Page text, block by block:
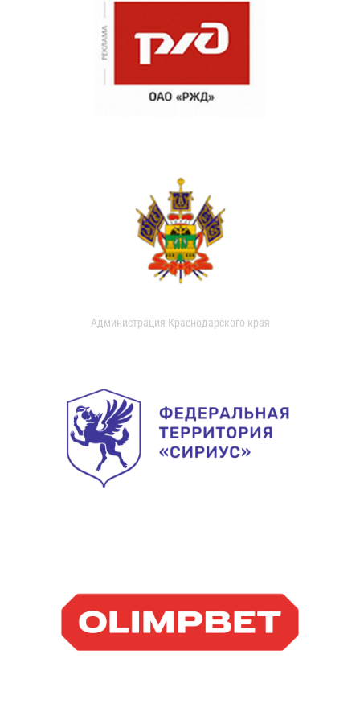
Администрация Краснодарского края